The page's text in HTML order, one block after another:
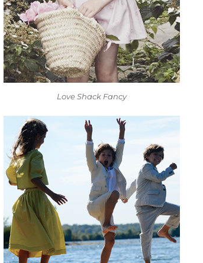
Love Shack Fancy